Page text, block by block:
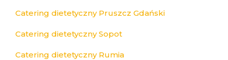
Catering dietetyczny Pruszcz Gdański
Catering dietetyczny Sopot
Catering dietetyczny Rumia